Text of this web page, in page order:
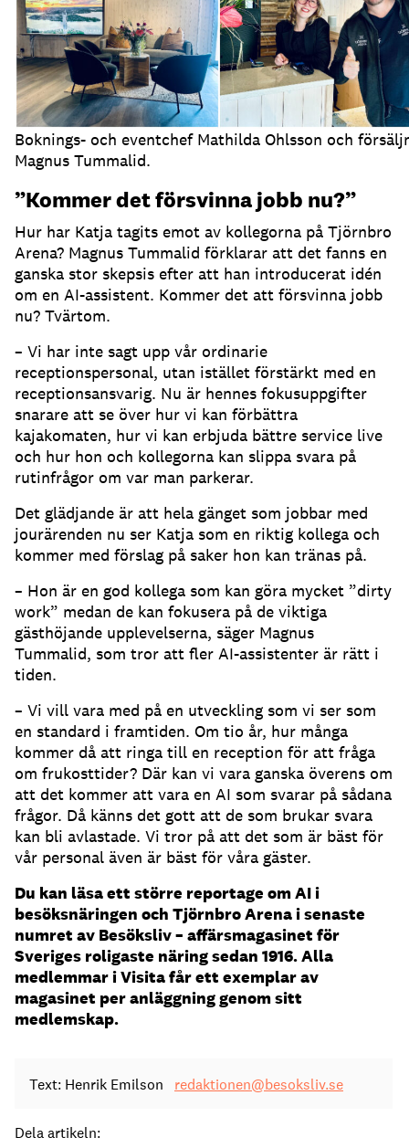
Boknings- och eventchef Mathilda Ohlsson och
Magnus Tummalid.
”Kommer det försvinna jobb nu?”
Hur har Katja tagits emot av kollegorna på Tjörnbro
Arena? Magnus Tummalid förklarar att det fanns en
ganska stor skepsis efter att han introducerat idén
om en AI-assistent. Kommer det att försvinna jobb
nu? Tvärtom.
– Vi har inte sagt upp vår ordinarie
receptionspersonal, utan istället förstärkt med en
receptionsansvarig. Nu är hennes fokusuppgifter
snarare att se över hur vi kan förbättra
kajakomaten, hur vi kan erbjuda bättre service live
och hur hon och kollegorna kan slippa svara på
rutinfrågor om var man parkerar.
Det glädjande är att hela gänget som jobbar med
jourärenden nu ser Katja som en riktig kollega och
kommer med förslag på saker hon kan tränas på.
– Hon är en god kollega som kan göra mycket ”dirty
work” medan de kan fokusera på de viktiga
gästhöjande upplevelserna, säger Magnus
Tummalid, som tror att fler AI-assistenter är rätt i
tiden.
– Vi vill vara med på en utveckling som vi ser som
en standard i framtiden. Om tio år, hur många
kommer då att ringa till en reception för att fråga
om frukosttider? Där kan vi vara ganska överens om
att det kommer att vara en AI som svarar på sådana
frågor. Då känns det gott att de som brukar svara
kan bli avlastade. Vi tror på att det som är bäst för
vår personal även är bäst för våra gäster.
Du kan läsa ett större reportage om AI i
besöksnäringen och Tjörnbro Arena i senaste
numret av Besöksliv – affärsmagasinet för
Sveriges roligaste näring sedan 1916. Alla
medlemmar i Visita får ett exemplar av
magasinet per anläggning genom sitt
medlemskap.
Text: Henrik Emilson redaktionen@besoksliv.se
Dela artikeln: